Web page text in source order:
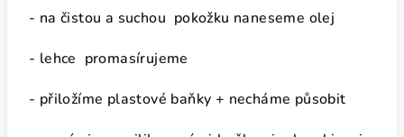
- na čistou a suchou pokožku naneseme olej
- lehce promasírujeme
- přiložíme plastové baňky + necháme působit